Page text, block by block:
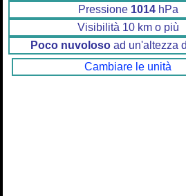
Pressione 1014hPa
Visibilità 10 km o più
Poco nuvolosoad un'altezza
Cambiare le unità